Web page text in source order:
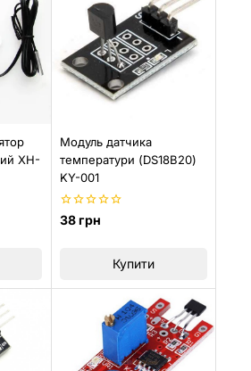
XH-
Модуль датчика
температури (DS18B20)
KY-001
0
з
38грн
Купити